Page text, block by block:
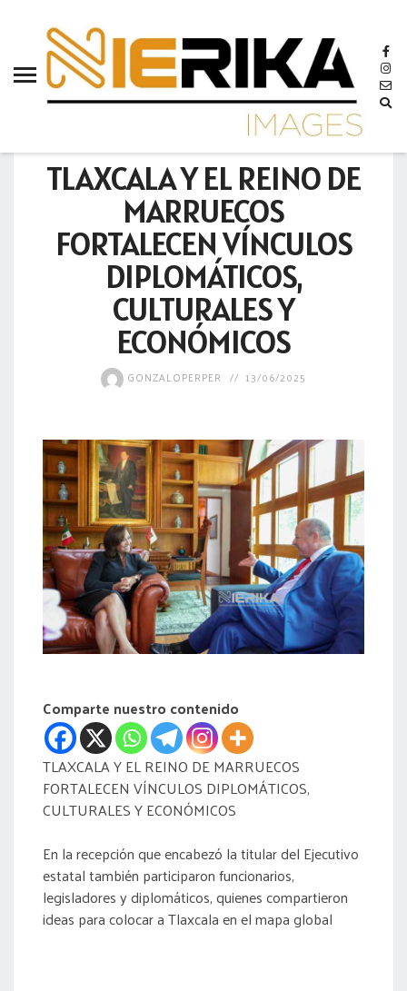
TLAXCALA Y EL REINO DE
MARRUECOS
FORTALECEN VÍNCULOS
DIPLOMÁTICOS,
CULTURALES Y
ECONÓMICOS
GONZALOPERPER 13/06/2025
Comparte nuestro contenido
TLAXCALA Y EL REINO DE MARRUECOS
FORTALECEN VÍNCULOS DIPLOMÁTICOS,
CULTURALES Y ECONÓMICOS
En la recepción que encabezó la titular del Ejecutivo
estatal también participaron funcionarios,
legisladores y diplomáticos, quienes compartieron
ideas para colocar a Tlaxcala en el mapa global
aamtlax
abanderamiento
abogadas